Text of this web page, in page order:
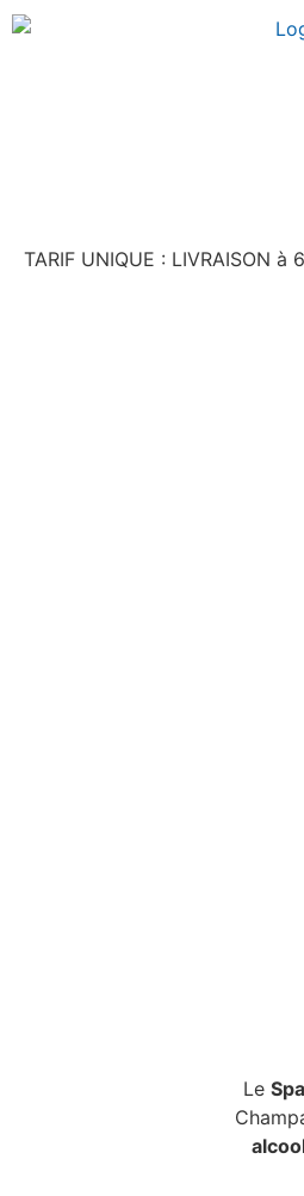
TARIF UNIQUE : LIVRAISON
Le